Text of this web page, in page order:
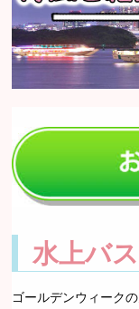
水上バ
ゴールデンウィーク